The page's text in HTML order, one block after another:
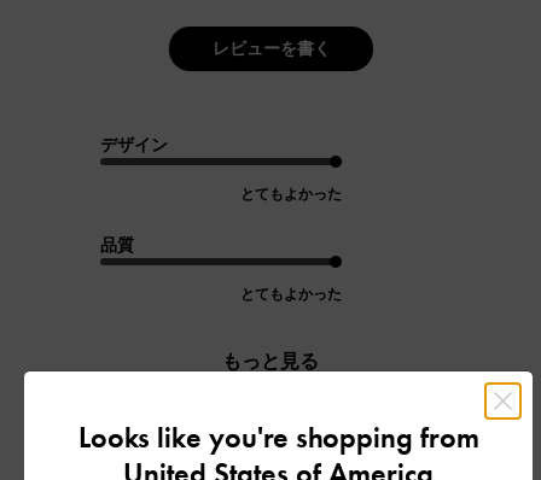
レビューを書く
デザイン
とてもよかった
品質
とてもよかった
もっと見る
フィルター
Looks like you're shopping from